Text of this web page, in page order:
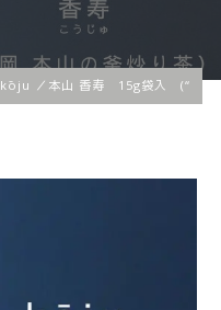
kōju ／本山 香寿 15g袋入 (“glass